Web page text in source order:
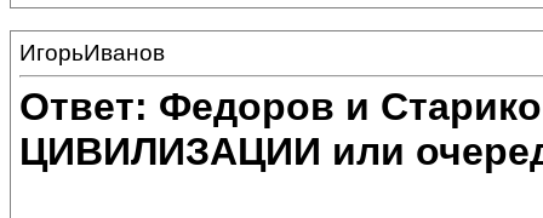
ИгорьИванов
Ответ: Федоров и
ЦИВИЛИЗАЦИИ или